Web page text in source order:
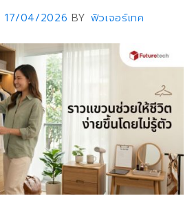
17/04/2026 BY ฟิวเจอร์เทค